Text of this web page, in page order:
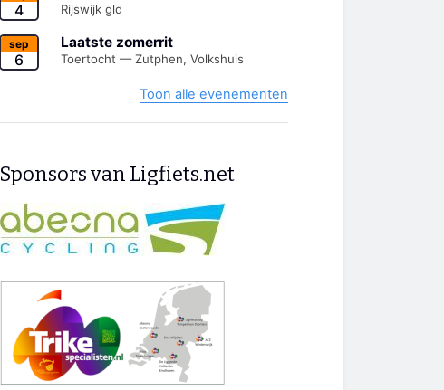
4 Rijswijk gld
sep
6
Laatste zomerrit
Toertocht — Zutphen, Volkshuis
Toon alle evenementen
Sponsors van Ligfiets.net